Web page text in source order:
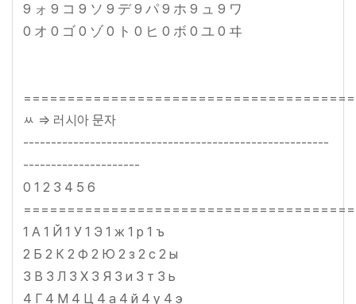
9 ォ 9 コ 9 ソ 9 デ 9 パ 9 ホ 9 ュ 9 ワ
0 オ 0 ゴ 0 ゾ 0 ト 0 ヒ 0 ボ 0 ユ 0 ヰ
ㅆ => 러시아 문자
-------------------------------------------------------
---------------------
0 1 2 3 4 5 6
1 А 1 Й 1 У 1 Э 1 ж 1 р 1 ъ
2 Б 2 К 2 Ф 2 Ю 2 з 2 с 2 ы
3 В 3 Л 3 Х 3 Я 3 и 3 т 3 ь
4 Г 4 М 4 Ц 4 а 4 й 4 у 4 э